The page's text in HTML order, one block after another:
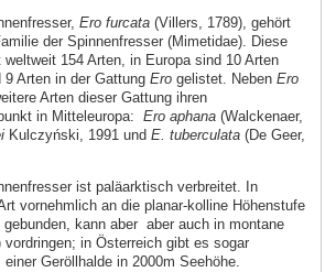
Ero furcata(Villers, 1789), gehört
der Spinnenfresser (Mimetidae). Diese
154 Arten, in Europa sind 10 Arten
9 Arten in der Gattung Ero gelistet. Neben Ero
Arten dieser Gattung ihren
in Mitteleuropa: Ero aphana(Walckenaer,
Kulczyński, 1991 und E. tuberculata(De Geer,
ist paläarktisch verbreitet. In
vornehmlich an die planar-kolline Höhenstufe
kann aber aber auch in montane
vordringen; in Österreich gibt es sogar
einer Geröllhalde in 2000m Seehöhe.